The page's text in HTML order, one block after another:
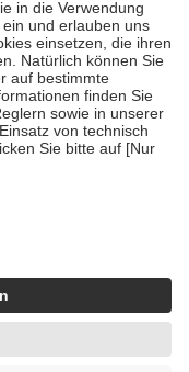
18. Lebensjahr
die von der
echte Bewertungen
künstlicher